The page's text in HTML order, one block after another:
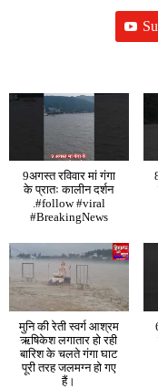
9अगस्त रविवार मां गंगा
के प्रातः कालीन दर्शन
.#follow #viral
#BreakingNews
मुनि की रेती स्वर्ग आश्रम
ऋषिकेश लगातार हो रही
बारिश के चलते गंगा घाट
पूरी तरह जलमग्न हो गए
हैं।